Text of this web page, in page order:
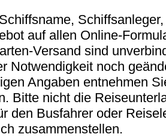
auf allen Online-
Versand sind
Notwendigkeit noch
Angaben entnehmen
Bitte nicht die
den Busfahrer oder
zusammenstellen.